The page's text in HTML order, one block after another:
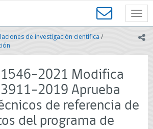
de investigación científica /
1546-2021 Modifica
3911-2019 Aprueba
de referencia de
del programa de